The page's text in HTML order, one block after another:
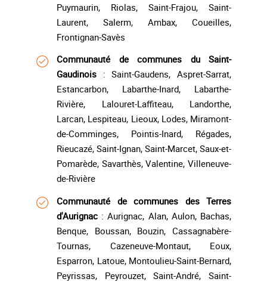
Puymaurin, Riolas, Saint-Frajou, Saint-
Laurent, Salerm, Ambax, Coueilles,
Frontignan-Savès
Communauté de communes du Saint-
Gaudinois : Saint-Gaudens, Aspret-Sarrat,
Estancarbon, Labarthe-Inard, Labarthe-
Rivière, Lalouret-Laffiteau, Landorthe,
Larcan, Lespiteau, Lieoux, Lodes, Miramont-
de-Comminges, Pointis-Inard, Régades,
Rieucazé, Saint-Ignan, Saint-Marcet, Saux-et-
Pomarède, Savarthès, Valentine, Villeneuve-
de-Rivière
Communauté de communes des Terres
d'Aurignac : Aurignac, Alan, Aulon, Bachas,
Benque, Boussan, Bouzin, Cassagnabère-
Tournas, Cazeneuve-Montaut, Eoux,
Esparron, Latoue, Montoulieu-Saint-Bernard,
Peyrissas, Peyrouzet, Saint-André, Saint-